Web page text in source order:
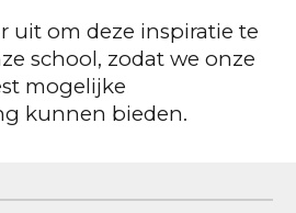
uit om deze inspiratie te
school, zodat we onze
mogelijke
kunnen bieden.